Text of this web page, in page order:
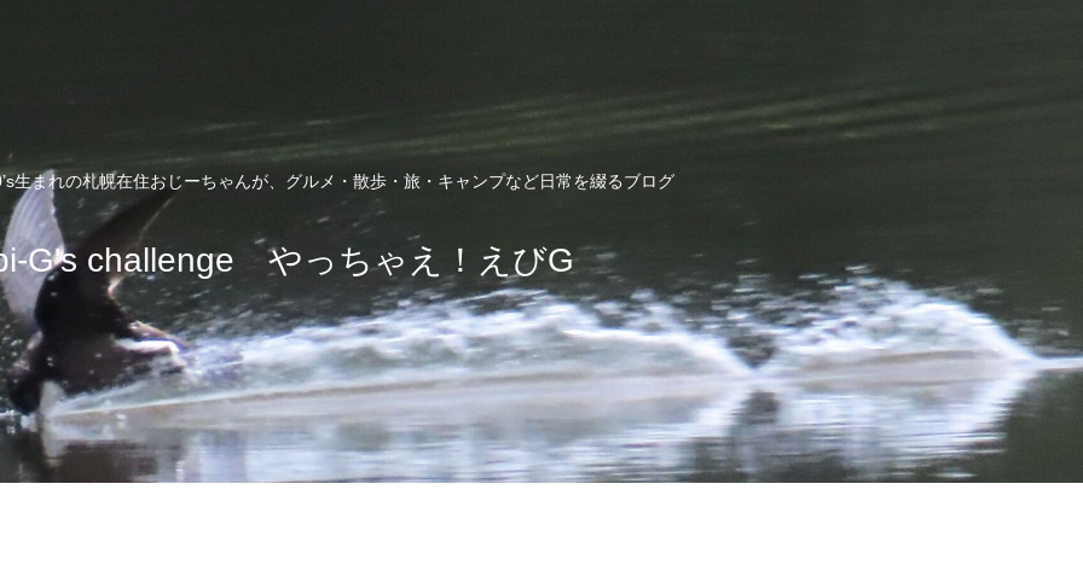
生まれの札幌在住おじーちゃんが、グルメ・散歩・旅・キャンプなど日常を綴るブログ
G's challenge やっちゃえ！えびG